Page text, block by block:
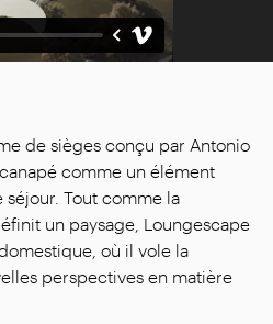
de sièges conçu par Antonio
comme un élément
Tout comme la
un paysage, Loungescape
où il vole la
perspectives en matière